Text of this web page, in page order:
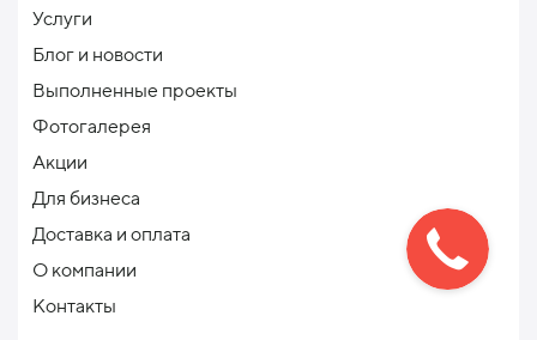
Услуги
Блог и новости
Выполненные проекты
Фотогалерея
Акции
Для бизнеса
Доставка и оплата
О компании
Контакты